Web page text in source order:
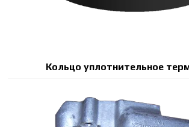
Кольцо уплотнительное